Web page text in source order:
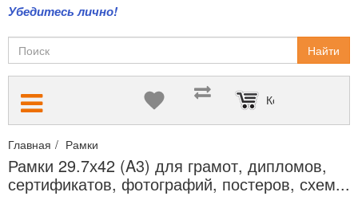
Убедитесь лично!
Найти
Корзина пуста
Главная Рамки
Рамки 29.7х42 (A3) для грамот, дипломов,
сертификатов, фотографий, постеров, схем...